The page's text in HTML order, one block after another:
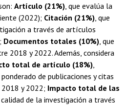
Artículo (21%) , que evalúa la
(2022); Citación (21%) , que
a través de artículos
Documentos totales (10%) , que
2018 y 2022. Además, considera
total de artículo (18%)
de publicaciones y citas
y 2022; Impacto total de las
calidad de la investigación a través